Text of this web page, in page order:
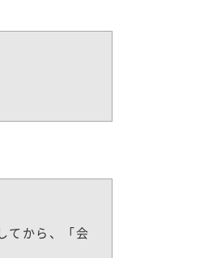
てから、「会